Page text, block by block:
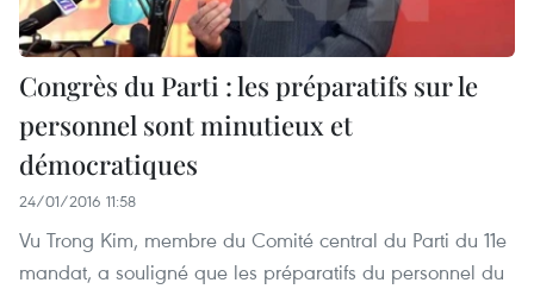
Congrès du Parti : les préparatifs sur le
personnel sont minutieux et
démocratiques
24/01/2016 11:58
Vu Trong Kim, membre du Comité central du Parti du 11e
mandat, a souligné que les préparatifs du personnel du